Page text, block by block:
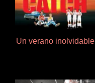
Un verano inolvidable